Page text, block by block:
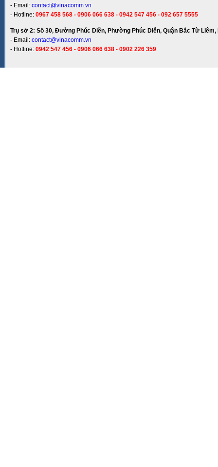
- Email: contact@vinacomm.vn
- Hotline: 0967 458 568 - 0906 066 638 - 0942 547 456 - 092 657 5555
Trụ sở 2: Số 30, Đường Phúc Diễn, Phường Phúc Diễn, Quận Bắc Từ Liêm,
- Email: contact@vinacomm.vn
- Hotline: 0942 547 456 - 0906 066 638 - 0902 226 359